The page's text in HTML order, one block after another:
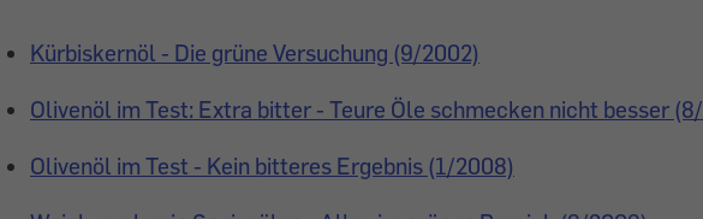
Kürbiskernöl - Die grüne Versuchung (9/2002)
Olivenöl im Test: Extra bitter - Teure Öle schmecken nicht besser
Olivenöl im Test - Kein bitteres Ergebnis (1/2008)